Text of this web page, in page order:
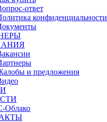
ответ
конфиденциальности
и предложения
Облако